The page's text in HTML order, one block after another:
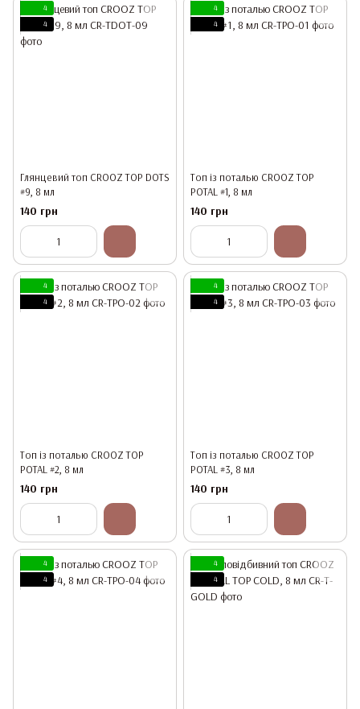
4
4
Глянцевий топ CROOZ TOP DOTS
#9, 8 мл
140 грн
4
4
Топ із поталью CROOZ TOP
POTAL #1, 8 мл
140 грн
4
4
Топ із поталью CROOZ TOP
POTAL #2, 8 мл
140 грн
4
4
Топ із поталью CROOZ TOP
POTAL #3, 8 мл
140 грн
4
4
4
4